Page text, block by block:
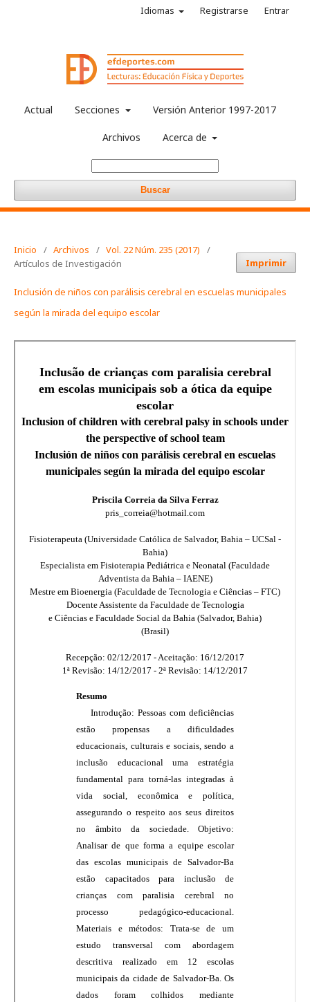
Actual Secciones Versión Anterior 1997-2017
Archivos Acerca de
Buscar
Idiomas Registrarse Entrar
Inicio / Archivos / Vol. 22 Núm. 235 (2017)
/
Artículos de Investigación
Imprimir
Inclusión de niños con parálisis cerebral en escuelas municipales
según la mirada del equipo escolar